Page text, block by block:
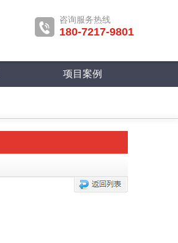
咨询服务热线
180-7217-9801
项目案例